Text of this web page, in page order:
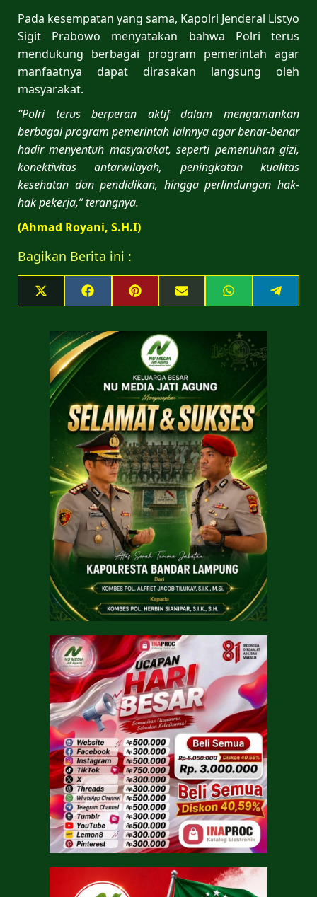
Pada kesempatan yang sama, Kapolri Jenderal Listyo
Sigit Prabowo menyatakan bahwa Polri terus
mendukung berbagai program pemerintah agar
manfaatnya dapat dirasakan langsung oleh
masyarakat.
“Polri terus berperan aktif dalam mengamankan
berbagai program pemerintah lainnya agar benar-benar
hadir menyentuh masyarakat, seperti pemenuhan gizi,
konektivitas antarwilayah, peningkatan kualitas
kesehatan dan pendidikan, hingga perlindungan hak-
hak pekerja,” terangnya.
(Ahmad Royani, S.H.I)
Bagikan Berita ini :